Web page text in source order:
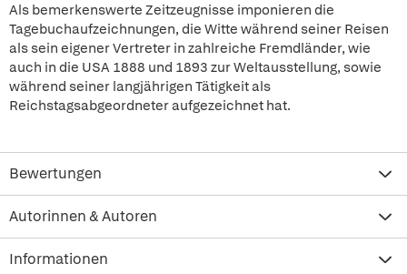
Als bemerkenswerte Zeitzeugnisse imponieren die
Tagebuchaufzeichnungen, die Witte während seiner Reisen
als sein eigener Vertreter in zahlreiche Fremdländer, wie
auch in die USA 1888 und 1893 zur Weltausstellung, sowie
während seiner langjährigen Tätigkeit als
Reichstagsabgeordneter aufgezeichnet hat.
Bewertungen
Autorinnen & Autoren
Informationen